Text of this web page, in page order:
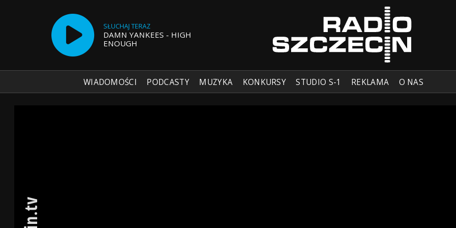
SŁUCHAJ TERAZ
DAMN YANKEES - HIGH
ENOUGH
WIADOMOŚCI PODCASTY MUZYKA KONKURSY STUDIO S-1 REKLAMA O NAS